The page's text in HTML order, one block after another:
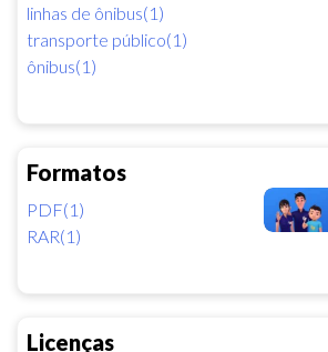
linhas de ônibus(1)
transporte público(1)
ônibus(1)
Formatos
PDF(1)
RAR(1)
Licenças